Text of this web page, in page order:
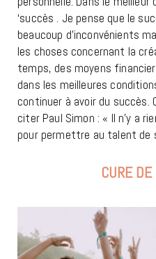
‘succès . Je pense que le
beaucoup d’inconvénients
les choses concernant la
temps, des moyens
dans les meilleures
continuer à avoir du succès.
citer Paul Simon : « Il n’y a
pour permettre au talent de
CURE